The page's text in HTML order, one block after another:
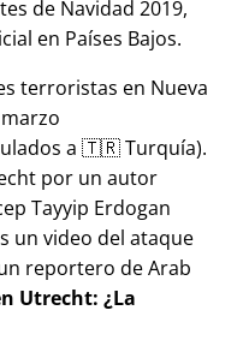
de Navidad 2019,
en Países Bajos.
terroristas en Nueva
a 🇹🇷 Turquía).
por un autor
Tayyip Erdogan
un video del ataque
reportero de Arab
Utrecht: ¿La